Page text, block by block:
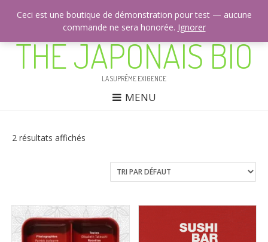
CONTACTEZ-NOUS: +33 (0)9 53 42 51 25
THÉ JAPONAIS BIO
LA SUPRÊME EXIGENCE
MENU
2 résultats affichés
Ceci est une boutique de démonstration pour test — aucune
commande ne sera honorée. Ignorer